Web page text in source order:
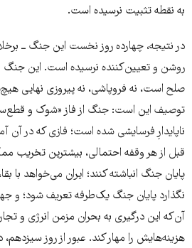
به نقطه تثبیت نرسیده است.
در نتیجه، چهارده روز نخست این جنگ ــ
روشن و تعیین‌کننده نرسیده است. این جنگ
صلح است، نه فروپاشی، نه پیروزی نهایی
توصیف این است: جنگ از فاز «شوک و قطع‌سر»
ناپایدارِ فرسایشی شده است؛ فازی که در آن
قبل از هر وقفه احتمالی، بیشترین تخریب
پایان جنگ انباشته کنند؛ ایران می‌خواهد با
نگذارد پایان جنگ یک‌طرفه تعریف شود؛ و
آن‌که این درگیری به بحران مزمن انرژی و
هزینه‌هایش را مهار کند. عبور از روز